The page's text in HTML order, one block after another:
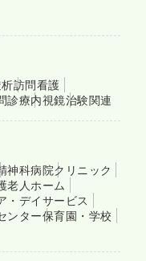
訪問看護
診療内視鏡治験関連
神科病院クリニック
老人ホーム
・デイサービス
ンター保育園・学校